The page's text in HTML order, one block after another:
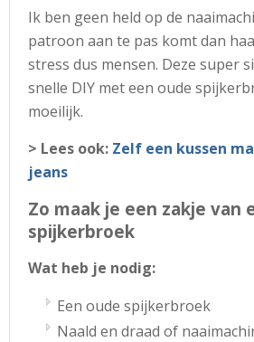
Ik ben geen held op de
patroon aan te pas komt dan
stress dus mensen. Deze super
snelle DIY met een oude
moeilijk.
> Lees ook: Zelf een kussen
jeans
Zo maak je een zakje van
spijkerbroek
Wat heb je nodig:
Een oude spijkerbroek
Naald en draad of